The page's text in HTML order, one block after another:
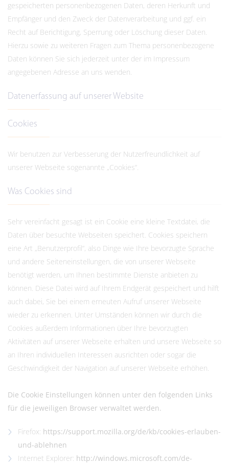
gespeicherten personenbezogenen Daten, deren Herkunft und
Empfänger und den Zweck der Datenverarbeitung und ggf. ein
Recht auf Berichtigung, Sperrung oder Löschung dieser Daten.
Hierzu sowie zu weiteren Fragen zum Thema personenbezogene
Daten können Sie sich jederzeit unter der im Impressum
angegebenen Adresse an uns wenden.
Datenerfassung auf unserer Website
Cookies
Wir benutzen zur Verbesserung der Nutzerfreundlichkeit auf
unserer Webseite sogenannte „Cookies“.
Was Cookies sind
Sehr vereinfacht gesagt ist ein Cookie eine kleine Textdatei, die
Daten über besuchte Webseiten speichert. Cookies speichern
eine Art „Benutzerprofil“, also Dinge wie Ihre bevorzugte Sprache
und andere Seiteneinstellungen, die von unserer Webseite
benötigt werden, um Ihnen bestimmte Dienste anbieten zu
können. Diese Datei wird auf Ihrem Endgerät gespeichert und hilft
auch dabei, Sie bei einem erneuten Aufruf unserer Webseite
wieder zu erkennen. Unter Umständen können wir durch die
Cookies außerdem Informationen über Ihre bevorzugten
Aktivitäten auf unserer Webseite erhalten und unsere Webseite so
an Ihren individuellen Interessen ausrichten oder sogar die
Geschwindigkeit der Navigation auf unserer Webseite erhöhen.
Die Cookie Einstellungen können unter den folgenden Links
für die jeweiligen Browser verwaltet werden.
Firefox: https://support.mozilla.org/de/kb/cookies-erlauben-
und-ablehnen
Internet Explorer: http://windows.microsoft.com/de-